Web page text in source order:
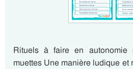
Rituels à faire en autonomie
muettes Une manière ludique et